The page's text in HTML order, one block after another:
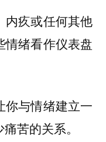
内疚或任何其他
情绪看作仪表盘
你与情绪建立一
苦的关系。